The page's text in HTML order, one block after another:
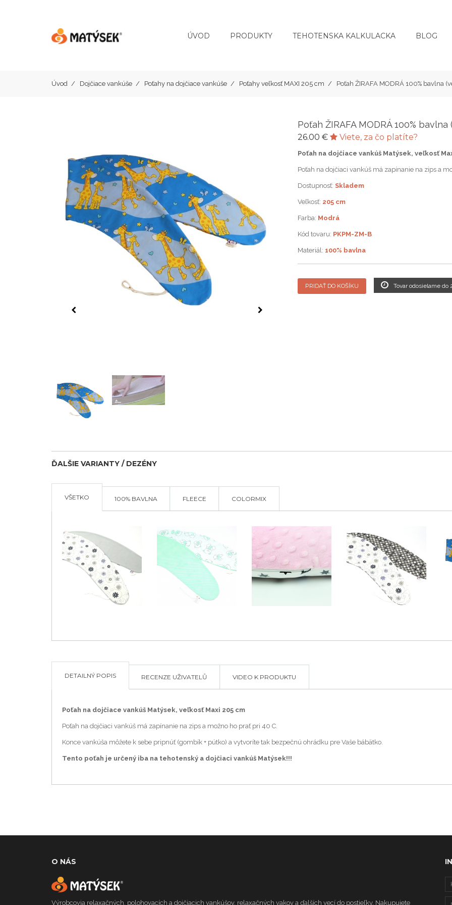
ÚVOD PRODUKTY TEHOTENSKA KALKULACKA BLOG
Úvod Dojčiace vankúše Poťahy na dojčiace vankúše Poťahy veľkosť MAXI 205 cm Poťah ŽIRAFA MODRÁ 100% bavlna
Poťah ŽIRAFA MODRÁ 100%
26.00 € Viete, za čo platíte?
Poťah na dojčiace vankúš Matýsek, veľkosť
Poťah na dojčiaci vankúš má zapínanie na zips a
Dostupnosť: Skladem
Veľkosť: 205 cm
Farba: Modrá
Kód tovaru: PKPM-ZM-B
Materiál: 100% bavlna
PRIDAŤ DO KOŠÍKU Tovar odosielame do
ĎALŠIE VARIANTY / DEZÉNY
VŠETKO 100% BAVLNA FLEECE COLORMIX
DETAILNÝ POPIS RECENZE UŽIVATELŮ VIDEO K PRODUKTU
Poťah na dojčiace vankúš Matýsek, veľkosť Maxi 205 cm
Poťah na dojčiaci vankúš má zapínanie na zips a možno ho prať pri 40 C.
Konce vankúša môžete k sebe pripnúť (gombík + pútko) a vytvoríte tak bezpečnú ohrádku pre Vaše bábätko.
Tento poťah je určený iba na tehotenský a dojčiaci vankúš Matýsek!!!
O NÁS
Výrobcovia relaxačných, polohovacích a dojčiacich vankúšov, relaxačných vakov a ďalších vecí do postieľky. Nakupujete